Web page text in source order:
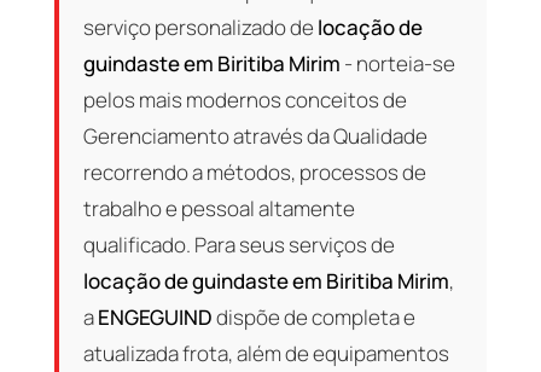
serviço personalizado de locação de
guindaste em Biritiba Mirim - norteia-se
pelos mais modernos conceitos de
Gerenciamento através da Qualidade
recorrendo a métodos, processos de
trabalho e pessoal altamente
qualificado. Para seus serviços de
locação de guindaste em Biritiba Mirim,
aENGEGUINDdispõe de completa e
atualizada frota, além de equipamentos